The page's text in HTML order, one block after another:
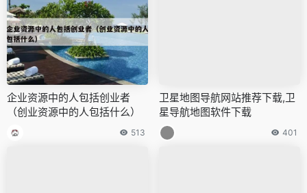
企业资源中的人包括创业者
（创业资源中的人包括什么）
513
卫星地图导航网站推荐下载,卫
星导航地图软件下载
401